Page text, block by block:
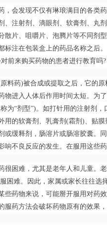
，会发现不仅有琳琅满目的各类
、注射剂、滴眼剂、软膏剂、丸
散片、咀嚼片、泡腾片等不同剂
标注在包装盒上的药品名称之后
前来购买药物的患者进行教育吗?
料药)被合成或提取之后，它的
物进入人体后作用时间太短。为
为“剂型”)。如打针用的注射剂
用的软膏剂、乳膏剂(霜剂)、贴
或缓释剂，肠溶片或肠溶胶囊。
响不良反应的发生。在服用这些
很困难，尤其是老年人和儿童。
困难。因此，家属或家长往往选
些药物来说，可能掰开服用对药
服药方法会破坏药物原有的效果